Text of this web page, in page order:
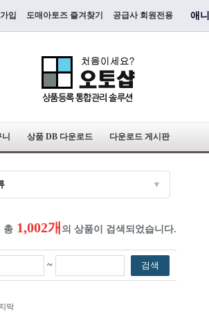
입 도매아토즈 즐겨찾기 공급사 회원전용 애
상품 DB 다운로드 다운로드 게시판
총 1,002개 의 상품이 검색되었습니다.
~ 검색
막